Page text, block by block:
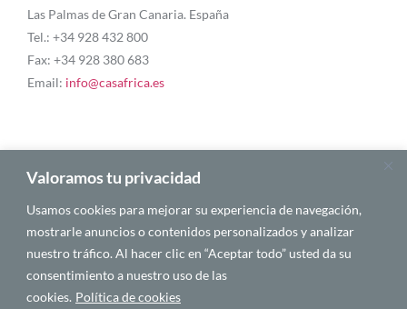
Valoramos tu privacidad
Usamos cookies para mejorar su experiencia de navegación,
mostrarle anuncios o contenidos personalizados y analizar
nuestro tráfico. Al hacer clic en “Aceptar todo” usted da su
consentimiento a nuestro uso de las
cookies. Política de cookies
Las Palmas de Gran Canaria. España
Tel.: +34 928 432 800
Fax: +34 928 380 683
Email: info@casafrica.es
Blog
Quiénes somos
Autores
Español